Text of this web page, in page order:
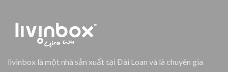
livinbox là một nhà sản xuất tại Đài Loan và là chuyên gia